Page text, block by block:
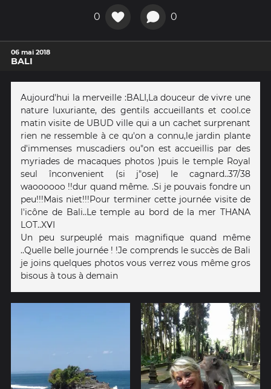
0 0
06 mai 2018
BALI
Aujourd'hui la merveille :BALI,La douceur de vivre une
nature luxuriante, des gentils accueillants et cool.ce
matin visite de UBUD ville qui a un cachet surprenant
rien ne ressemble à ce qu'on a connu,le jardin plante
d'immenses muscadiers ou"on est accueillis par des
myriades de macaques photos )puis le temple Royal
seul înconvenient (si j"ose) le cagnard..37/38
waoooooo !!dur quand même. .Si je pouvais fondre un
peu!!!Mais niet!!!Pour terminer cette journée visite de
l'icône de Bali..Le temple au bord de la mer THANA
LOT..XVI
Un peu surpeuplé mais magnifique quand même
..Quelle belle journée ! !Je comprends le succès de Bali
je joins quelques photos vous verrez vous même gros
bisous à tous à demain